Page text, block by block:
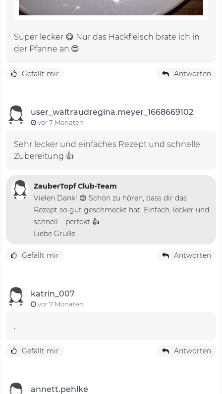
Super lecker 😋 Nur das Hackfleisch brate ich in
der Pfanne an.😍
Gefällt mir Antworten
user_waltraudregina.meyer_1668669102
vor 7 Monaten
Sehr lecker und einfaches Rezept und schnelle
Zubereitung 👍
ZauberTopf Club-Team
Vielen Dank! 😊 Schön zu hören, dass dir das
Rezept so gut geschmeckt hat. Einfach, lecker und
schnell – perfekt 👍
Liebe Grüße
Gefällt mir Antworten
katrin_007
vor 7 Monaten
.
Gefällt mir Antworten
annett.pehlke